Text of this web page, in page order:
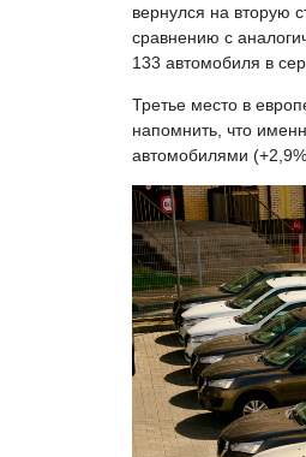
вернулся на вторую
сравнению с
133 автомобиля в
Третье место в
напомнить, что
автомобилями